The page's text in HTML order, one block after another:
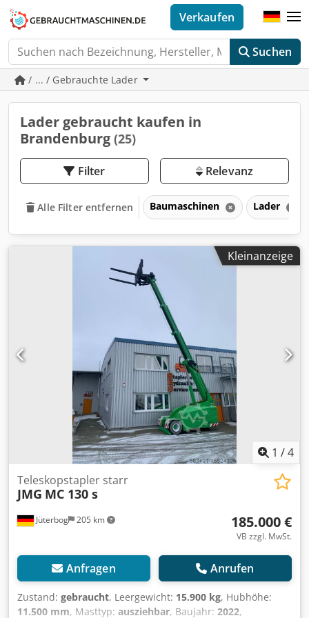
Suchen
Verkaufen
/ ... / Gebrauchte Lader
Lader gebraucht kaufen in
Brandenburg (25)
Filter Relevanz
Alle Filter entfernen Baumaschinen Lader
Kleinanzeige
1 /4
Jüterbog 205 km
Teleskopstapler starr
JMG MC 130 s
185.000 €
VB zzgl. MwSt.
Anfragen Anrufen
Zustand: gebraucht, Leergewicht: 15.900 kg, Hubhöhe:
11.500 mm, Masttyp: ausziehbar, Baujahr: 2022,